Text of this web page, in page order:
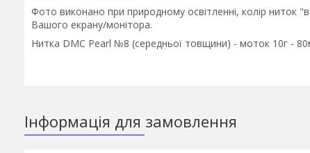
Фото виконано при природному освітленні, колір ниток
Вашого екрану/монітора.
Нитка DMC Pearl №8 (середньої товщини) - моток 10г -
Інформація для замовлення